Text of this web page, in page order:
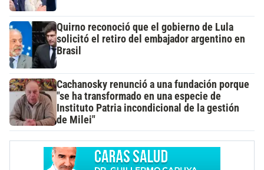
Quirno reconoció que el gobierno de Lula
solicitó el retiro del embajador argentino en
Brasil
Cachanosky renunció a una fundación porque
"se ha transformado en una especie de
Instituto Patria incondicional de la gestión
de Milei"